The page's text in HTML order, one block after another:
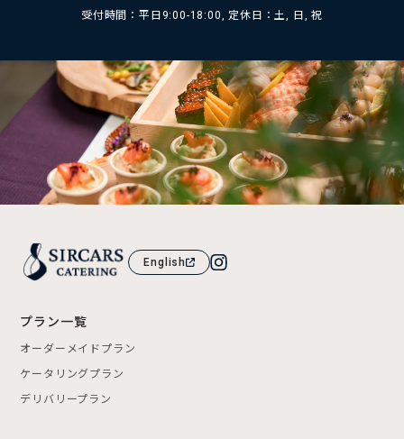
受付時間：平日9:00-18:00, 定休日：土, 日, 祝
English
プラン一覧
オーダーメイドプラン
ケータリングプラン
デリバリープラン